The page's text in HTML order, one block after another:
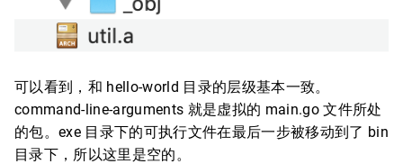
可以看到，和 hello-world 目录的层级基本一致。
command-line-arguments 就是虚拟的 main.go 文件所处
的包。exe 目录下的可执行文件在最后一步被移动到了 bin
目录下，所以这里是空的。